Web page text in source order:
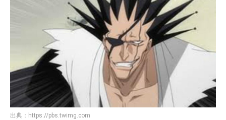
出典： https://pbs.twimg.com